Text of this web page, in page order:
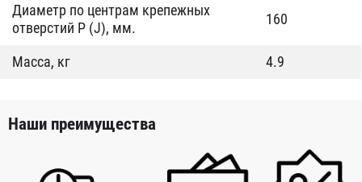
Диаметр по центрам крепежных
отверстий P (J), мм.
160
Масса, кг 4.9
Наши преимущества